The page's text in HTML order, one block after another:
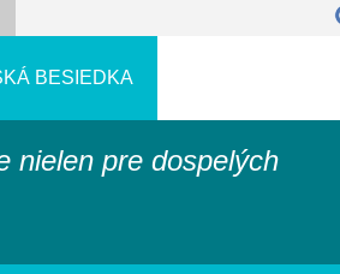
BESIEDKA
nielen pre dospelých